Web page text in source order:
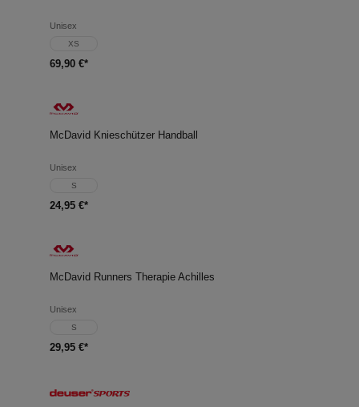
Unisex
XS
69,90 €*
McDavid Knieschützer Handball
Unisex
S
24,95 €*
McDavid Runners Therapie Achilles
Unisex
S
29,95 €*